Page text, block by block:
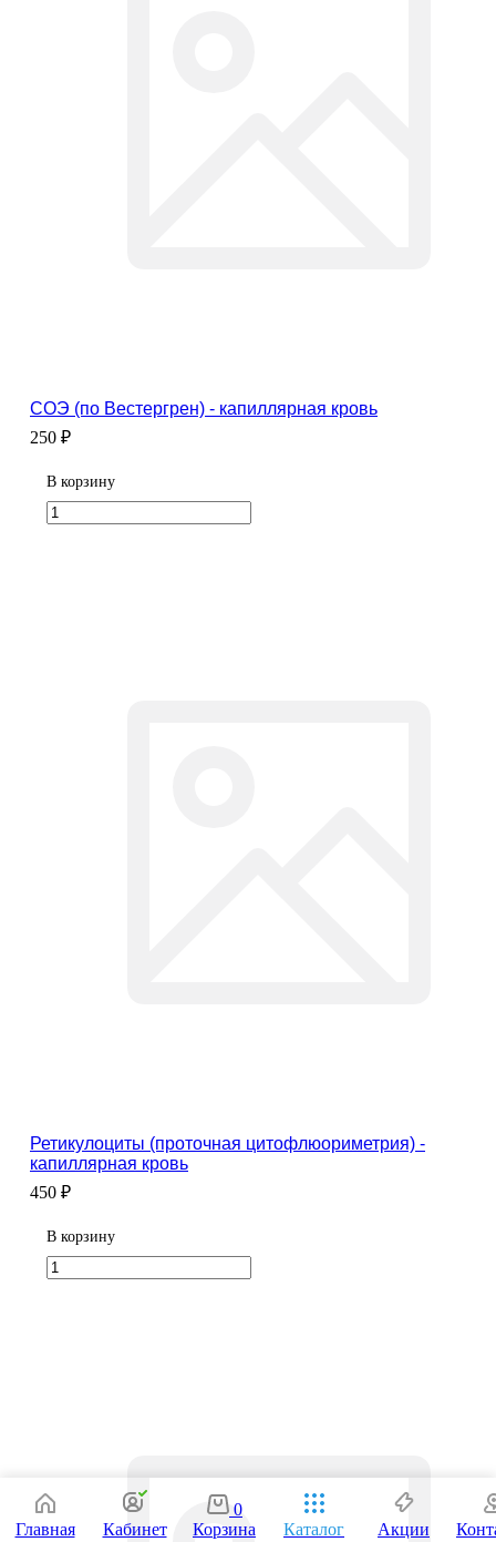
СОЭ (по Вестергрен) - капиллярная кровь
250 ₽
В корзину
Ретикулоциты (проточная цитофлюориметрия) -
капиллярная кровь
450 ₽
В корзину
Главная Кабинет
0
Корзина
Каталог Акции